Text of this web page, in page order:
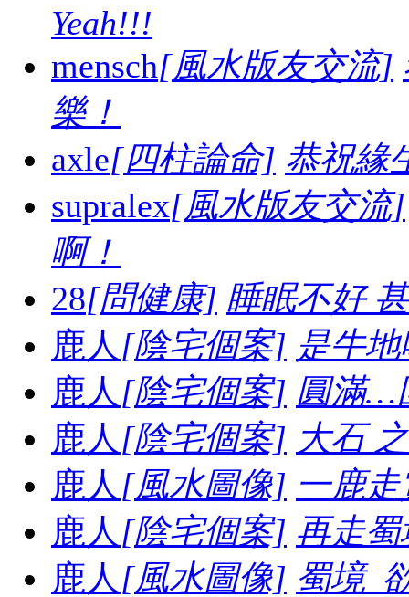
Yeah!!!
mensch[風水版友交流]
樂！
axle[四柱論命] 恭祝緣
supralex[風水版友交流]
啊！
28[問健康] 睡眠不好
鹿人 [陰宅個案] 是牛
鹿人 [陰宅個案] 圓滿…
鹿人 [陰宅個案] 大石
鹿人 [風水圖像] 一鹿
鹿人 [陰宅個案] 再走
鹿人 [風水圖像] 蜀境_